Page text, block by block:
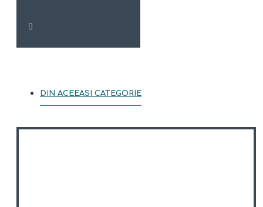
DIN ACEEASI CATEGORIE